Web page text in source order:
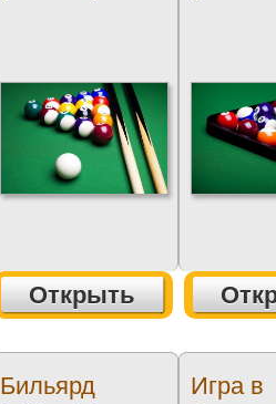
Открыть
Бильярд
Игра в